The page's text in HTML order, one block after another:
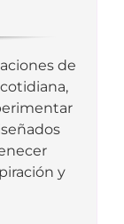
de
y